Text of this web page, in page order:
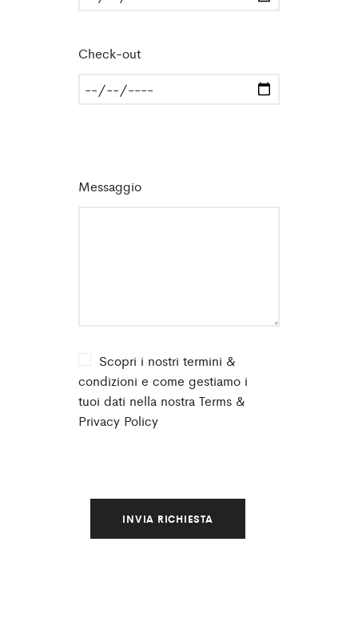
Check-out
Messaggio
Scopri i nostri termini &
condizioni e come gestiamo i
tuoi dati nella nostra Terms &
Privacy Policy